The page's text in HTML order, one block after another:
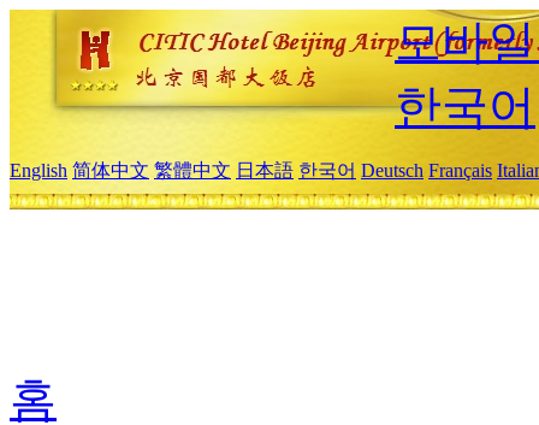
모바
한국어
English 简体中文 繁體中文 日本語 한국어 Deutsch Français
홈